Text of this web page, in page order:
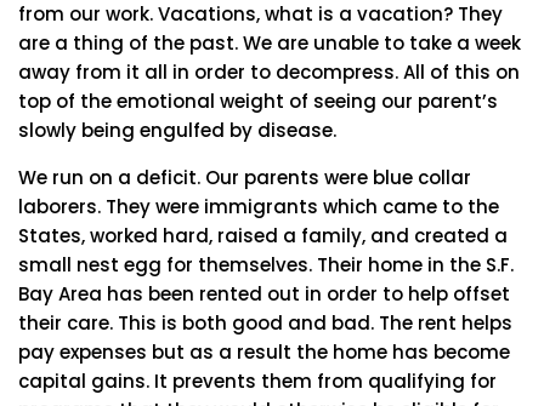
from our work. Vacations, what is a vacation? They
are a thing of the past. We are unable to take a week
away from it all in order to decompress. All of this on
top of the emotional weight of seeing our parent’s
slowly being engulfed by disease.
We run on a deficit. Our parents were blue collar
laborers. They were immigrants which came to the
States, worked hard, raised a family, and created a
small nest egg for themselves. Their home in the S.F.
Bay Area has been rented out in order to help offset
their care. This is both good and bad. The rent helps
pay expenses but as a result the home has become
capital gains. It prevents them from qualifying for